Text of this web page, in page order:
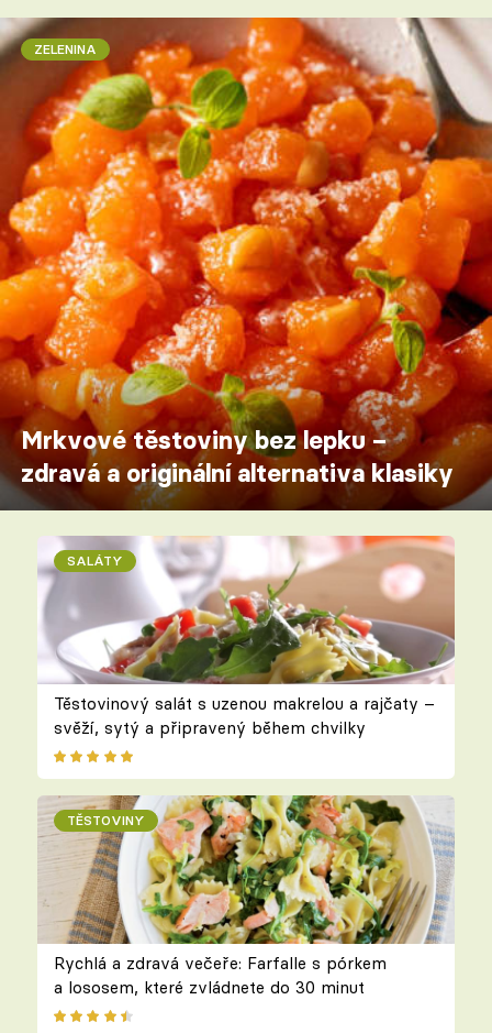
ZELENINA
Mrkvové těstoviny bez lepku –
zdravá a originální alternativa klasiky
SALÁTY
Těstovinový salát s uzenou makrelou a rajčaty –
svěží, sytý a připravený během chvilky
TĚSTOVINY
Rychlá a zdravá večeře: Farfalle s pórkem
a lososem, které zvládnete do 30 minut